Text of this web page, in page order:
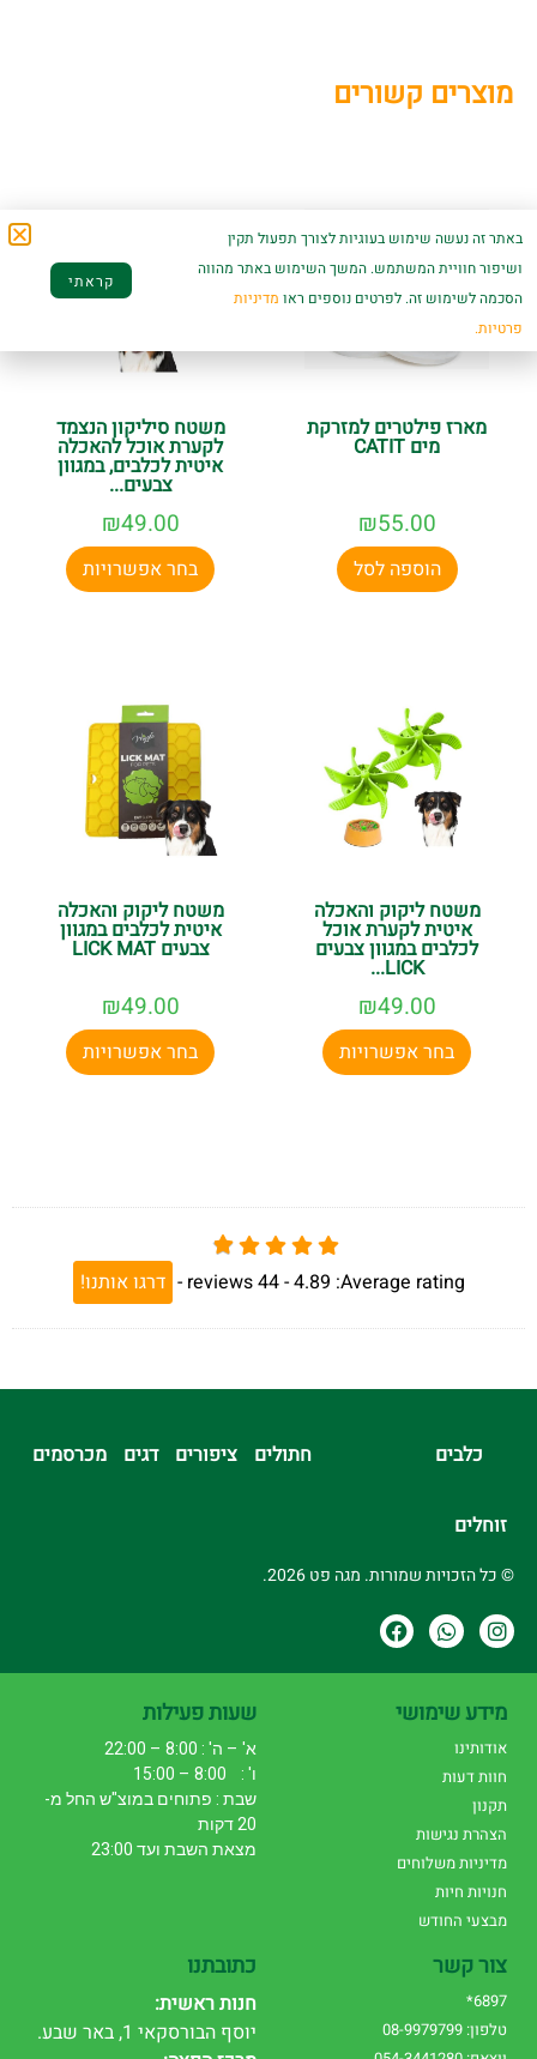
מוצרים קשורים
מארז פילטרים למזרקת
מים CATIT
₪55.00
הוספה לסל
משטח סיליקון הנצמד
לקערת אוכל להאכלה
איטית לכלבים, במגוון
צבעים...
₪49.00
בחר אפשרויות
משטח ליקוק והאכלה
איטית לקערת אוכל
לכלבים במגוון צבעים
LICK...
₪49.00
בחר אפשרויות
משטח ליקוק והאכלה
איטית לכלבים במגוון
צבעים LICK MAT
₪49.00
בחר אפשרויות
Average rating:
4.89 -
44
reviews
- דרגו אותנו!
כלבים חתולים ציפורים דגים מכרסמים
זוחלים
© כל הזכויות שמורות. מגה פט 2026.
מידע שימושי
אודותינו
חוות דעות
תקנון
הצהרת נגישות
מדיניות משלוחים
חנויות חיות
מבצעי החודש
שעות פעילות
א' – ה' : 8:00 – 22:00
ו' : 8:00 – 15:00
שבת : פתוחים במוצ"ש החל מ-
20 דקות
מצאת השבת ועד 23:00
צור קשר
6897*
טלפון: 08-9979799
כתובתנו
חנות ראשית:
יוסף הבורסקאי 1, באר שבע.
באתר זה נעשה שימוש בעוגיות לצורך תפעול תקין
ושיפור חוויית המשתמש. המשך השימוש באתר מהווה
הסכמה לשימוש זה. לפרטים נוספים ראו מדיניות
פרטיות.
קראתי